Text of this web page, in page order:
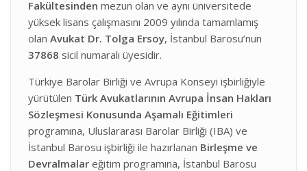
Fakültesinden mezun olan ve aynı üniversitede
yüksek lisans çalışmasını 2009 yılında tamamlamış
olan Avukat Dr. Tolga Ersoy, İstanbul Barosu’nun
37868 sicil numaralı üyesidir.
Türkiye Barolar Birliği ve Avrupa Konseyi işbirliğiyle
yürütülen Türk Avukatlarının Avrupa İnsan Hakları
Sözleşmesi Konusunda Aşamalı Eğitimleri
programına, Uluslararası Barolar Birliği (IBA) ve
İstanbul Barosu işbirliği ile hazırlanan Birleşme ve
Devralmalar eğitim programına, İstanbul Barosu